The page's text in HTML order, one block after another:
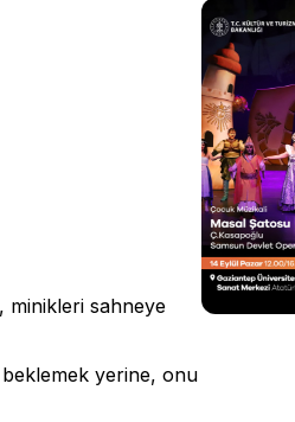
minikleri sahneye
beklemek yerine, onu